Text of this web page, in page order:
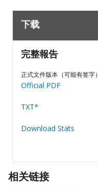
下载
完整報告
正式文件版本（可能有签字）
Official PDF
TXT*
Download Stats
相关链接